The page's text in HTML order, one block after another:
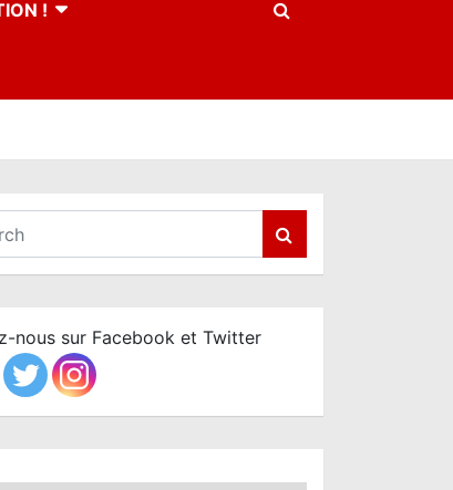
!
nous sur Facebook et Twitter